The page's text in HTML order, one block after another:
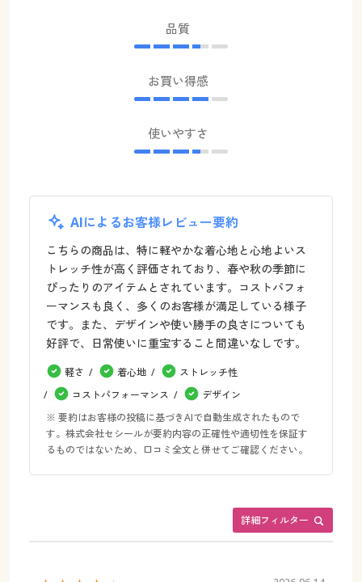
品質
お買い得感
使いやすさ
AIによるお客様レビュー要約
こちらの商品は、特に軽やかな着心地と心地よいス
トレッチ性が高く評価されており、春や秋の季節に
ぴったりのアイテムとされています。コストパフォ
ーマンスも良く、多くのお客様が満足している様子
です。また、デザインや使い勝手の良さについても
好評で、日常使いに重宝すること間違いなしです。
軽さ 着心地
ストレッチ性
コストパフォーマンス
デザイン
※ 要約はお客様の投稿に基づきAIで自動生成されたもので
す。株式会社セシールが要約内容の正確性や適切性を保証す
るものではないため、口コミ全文と併せてご確認ください。
詳細フィルター